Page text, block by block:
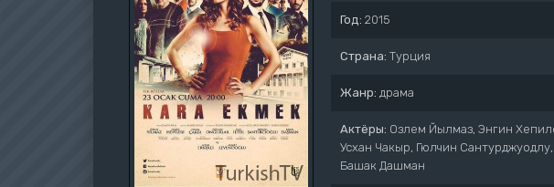
Год: 2015
Страна: Турция
Жанр: драма
Актёры: Озлем Йылмаз, Энгин
Усхан Чакыр, Гюлчин
Башак Дашман